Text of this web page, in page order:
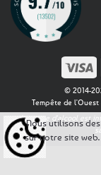
© 2014-
Tempête de l'Ouest
La vente d'alcool est
Nous utilisons
sur notre site